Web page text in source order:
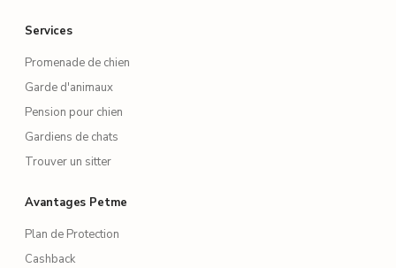
Services
Promenade de chien
Garde d'animaux
Pension pour chien
Gardiens de chats
Trouver un sitter
Avantages Petme
Plan de Protection
Cashback